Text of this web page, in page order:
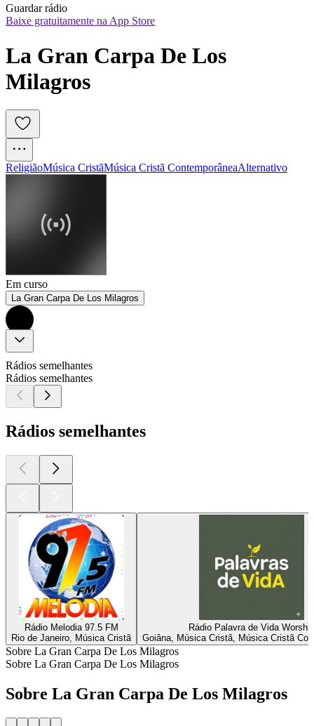
Guardar rádio
Baixe gratuitamente na App Store
La Gran Carpa De Los
Milagros
ReligiãoMúsica CristãMúsica Cristã ContemporâneaAlternativo
Em curso
La Gran Carpa De Los Milagros
Rádios semelhantes
Rádios semelhantes
Rádios semelhantes
Rádio Melodia 97.5 FM
Rio de Janeiro, Música Cristã
Rádio Palavra de Vida Worship
Goiâna, Música Cristã, Música Cristã
Sobre La Gran Carpa De Los Milagros
Sobre La Gran Carpa De Los Milagros
Sobre La Gran Carpa De Los Milagros